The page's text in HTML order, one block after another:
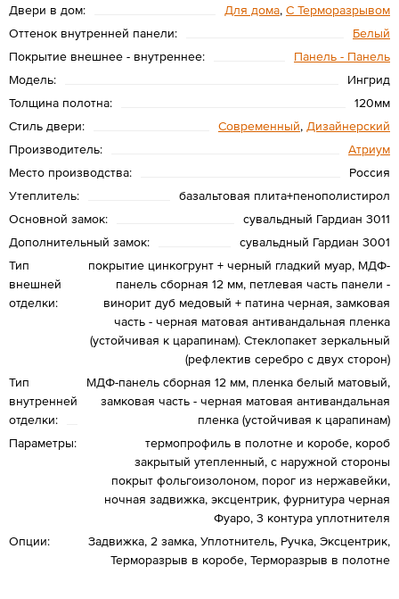
Двери в дом:
Для дома, С Терморазрывом
Оттенок внутренней панели:
Белый
Покрытие внешнее - внутреннее:
Панель - Панель
Модель:
Ингрид
Толщина полотна:
120мм
Стиль двери:
Современный, Дизайнерский
Производитель:
Атриум
Место производства:
Россия
Утеплитель:
базальтовая плита+пенополистирол
Основной замок:
сувальдный Гардиан 3011
Дополнительный замок:
сувальдный Гардиан 3001
Тип
внешней
отделки:
покрытие цинкогрунт + черный гладкий муар, МДФ-
панель сборная 12 мм, петлевая часть панели -
винорит дуб медовый + патина черная, замковая
часть - черная матовая антивандальная пленка
(устойчивая к царапинам). Стеклопакет зеркальный
(рефлектив серебро с двух сторон)
Тип
внутренней
отделки:
МДФ-панель сборная 12 мм, пленка белый матовый,
замковая часть - черная матовая антивандальная
пленка (устойчивая к царапинам)
Параметры:
термопрофиль в полотне и коробе, короб
закрытый утепленный, с наружной стороны
покрыт фольгоизолоном, порог из нержавейки,
ночная задвижка, эксцентрик, фурнитура черная
Фуаро, 3 контура уплотнителя
Опции:
Задвижка, 2 замка, Уплотнитель, Ручка, Эксцентрик,
Терморазрыв в коробе, Терморазрыв в полотне